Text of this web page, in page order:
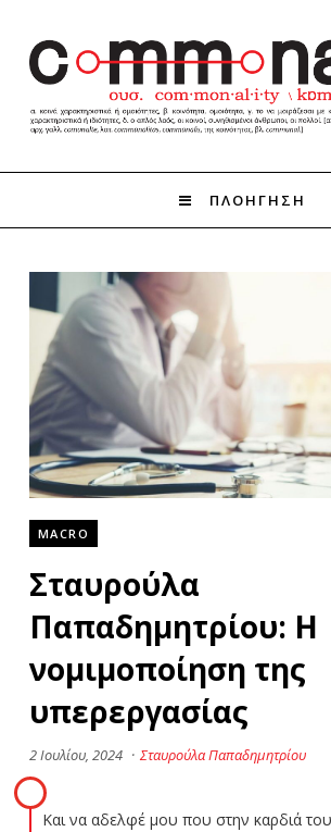
ΠΛΟΗΓΗΣΗ
MACRO
Σταυρούλα
Παπαδημητρίου: Η
νομιμοποίηση της
υπερεργασίας
2 Ιουλίου, 2024 · Σταυρούλα Παπαδημητρίου
Και να αδελφέ μου που στην καρδιά